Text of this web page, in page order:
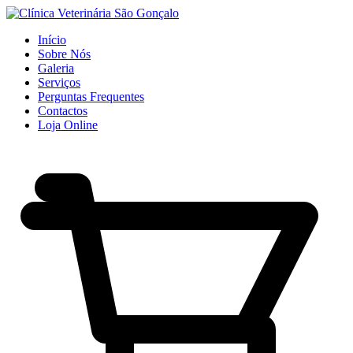
Início
Sobre Nós
Galeria
Serviços
Perguntas Frequentes
Contactos
Loja Online